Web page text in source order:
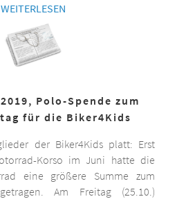
WEITERLESEN
Polo-Spende zum
für die Biker4Kids
der Biker4Kids platt: Erst
Korso im Juni hatte die
eine größere Summe zum
Am Freitag (25.10.)